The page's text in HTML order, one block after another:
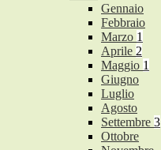
Gennaio
Febbraio
Marzo 1
Aprile 2
Maggio 1
Giugno
Luglio
Agosto
Settembre 3
Ottobre